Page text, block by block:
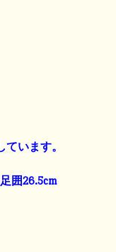
います。
囲26.5cm